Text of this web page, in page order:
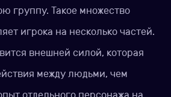
группу. Такое множество
игрока на несколько частей.
внешней силой, которая
между людьми, чем
отдельного персонажа на